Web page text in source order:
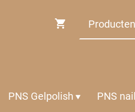
PNS Gelpolish PNS